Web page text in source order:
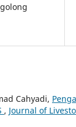
Cahyadi,
, Journal of